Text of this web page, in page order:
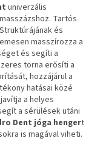
univerzális
Tartós
és
masszírozza a
és segíti a
torna erősíti a
hozzájárul a
hatásai közé
a helyes
a sérülések utáni
Dent jóga hengert
is magával viheti.